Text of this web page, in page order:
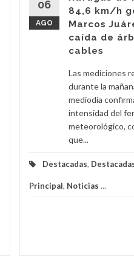
06
AGO
84,6 km/h
Marcos
caída de
cables
Las mediciones
durante la
mediodía
intensidad del
meteorológico,
que...
Destacadas,
Principal, Noticias ...